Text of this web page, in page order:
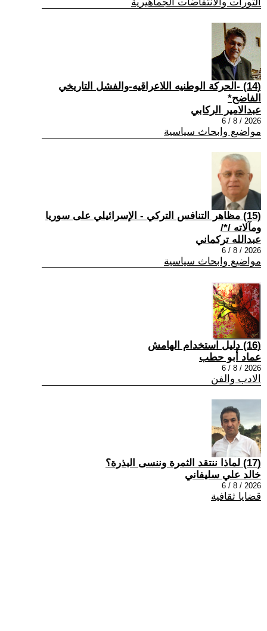
(14) -الحركة الوطنيه اللاعراقيه-والفشل التاريخي
الفاضح*
عبدالامير الركابي
2026 / 8 / 6
مواضيع وابحاث سياسية
(15) مظاهر التنافس التركي - الإسرائيلي على سوريا
ومآلاته /*/
عبدالله تركماني
2026 / 8 / 6
مواضيع وابحاث سياسية
(16) دليل استخدام الهامش
عماد أبو حطب
2026 / 8 / 6
الادب والفن
(17) لماذا ننتقد الثمرة وننسى البذرة؟
خالد علي سليفاني
2026 / 8 / 6
قضايا ثقافية